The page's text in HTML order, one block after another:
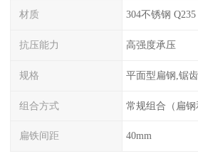
材质 304不锈钢
抗压能力 高强度承压
规格 平面型扁钢,锯
组合方式 常规组合（扁钢
扁铁间距 40mm